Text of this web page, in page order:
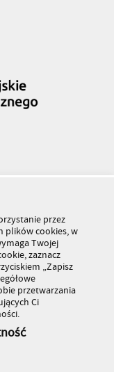
przez
plików cookies, w
Twojej
zaznacz
„Zapisz
przetwarzania
Ci